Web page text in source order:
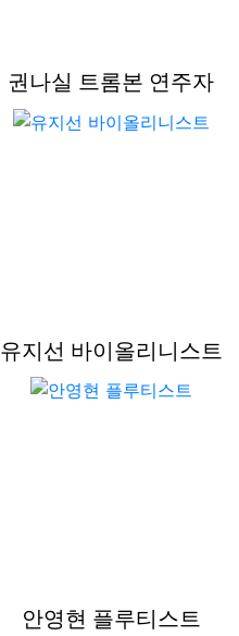
권나실 트롬본 연주자
유지선 바이올리니스트
안영현 플루티스트